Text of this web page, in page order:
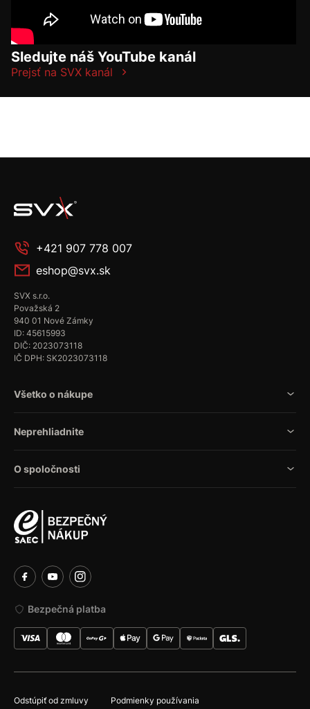
Sledujte náš YouTube kanál
Prejsť na SVX kanál
+421 907 778 007
eshop@svx.sk
SVX s.r.o.
Považská 2
940 01 Nové Zámky
ID: 45615993
DIČ: 2023073118
IČ DPH: SK2023073118
Všetko o nákupe
Neprehliadnite
O spoločnosti
Bezpečná platba
Odstúpiť od zmluvy Podmienky používania